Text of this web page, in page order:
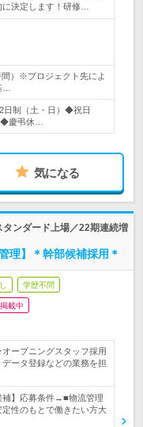
決定します！研修…
）※プロジェクト先によ
…
日制（土・日）◆祝日
慶弔休…
気になる
ンダード上場／22期連続増
理】＊幹部候補採用＊
学歴不問
載中
ープニングスタッフ採用
ータ登録などの業務を担
補】応募条件→■物流管理
性のもとで働きたい方大